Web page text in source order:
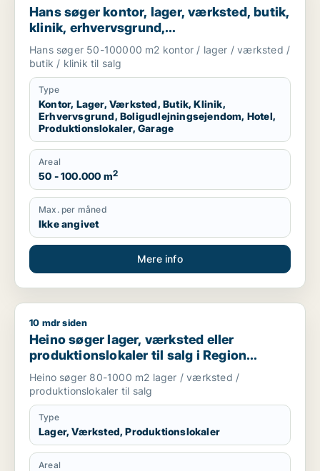
Hans søger kontor, lager, værksted, butik,
klinik, erhvervsgrund,
boligudlejningsejendom, hotel,
produktionslokaler eller garage til salg i
Region Sjælland
Hans søger 50-100000 m2 kontor / lager / værksted /
butik / klinik til salg
Type
Kontor, Lager, Værksted, Butik, Klinik,
Erhvervsgrund, Boligudlejningsejendom, Hotel,
Produktionslokaler, Garage
Areal
50 - 100.000 m2
Max. per måned
Ikke angivet
Mere info
Heino søger lager, værksted eller produktionslokaler til salg
10 mdr siden
Heino søger lager, værksted eller
produktionslokaler til salg i Region
Sjælland
Heino søger 80-1000 m2 lager / værksted /
produktionslokaler til salg
Type
Lager, Værksted, Produktionslokaler
Areal